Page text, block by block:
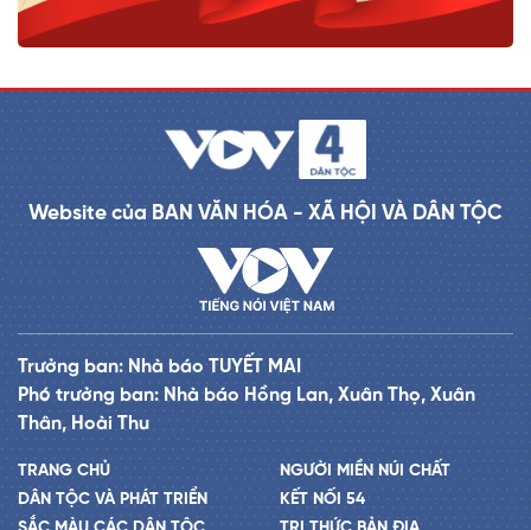
Website của BAN VĂN HÓA - XÃ HỘI VÀ DÂN TỘC
Trưởng ban: Nhà báo TUYẾT MAI
Phó trưởng ban: Nhà báo Hồng Lan, Xuân Thọ, Xuân
Thân, Hoài Thu
TRANG CHỦ
DÂN TỘC VÀ PHÁT TRIỂN
NGƯỜI MIỀN NÚI CHẤT
KẾT NỐI 54